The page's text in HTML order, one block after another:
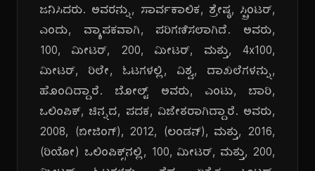
ಜನಿಸಿದರು. ಅವರನ್ನು, ಸಾರ್ವಕಾಲಿಕ, ಶ್ರೇಷ್ಠ, ಸ್ಪ್ರಿಂಟರ್,
ಎಂದು, ವ್ಯಾಪಕವಾಗಿ, ಪರಿಗಣಿಸಲಾಗಿದೆ. ಅವರು,
100, ಮೀಟರ್, 200, ಮೀಟರ್, ಮತ್ತು, 4x100,
ಮೀಟರ್, ರಿಲೇ, ಓಟಗಳಲ್ಲಿ, ವಿಶ್ವ, ದಾಖಲೆಗಳನ್ನು,
ಹೊಂದಿದ್ದಾರೆ. ಬೋಲ್ಟ್ ಅವರು, ಎಂಟು, ಬಾರಿ,
ಒಲಿಂಪಿಕ್, ಚಿನ್ನದ, ಪದಕ, ವಿಜೇತರಾಗಿದ್ದಾರೆ. ಅವರು,
2008, (ಬೀಜಿಂಗ್), 2012, (ಲಂಡನ್), ಮತ್ತು, 2016,
(ರಿಯೋ) ಒಲಿಂಪಿಕ್ಸ್‌ನಲ್ಲಿ, 100, ಮೀಟರ್, ಮತ್ತು, 200,